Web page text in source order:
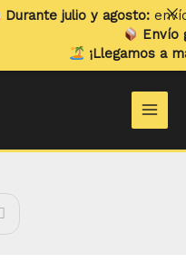
Durante julio y agosto:
Envío
¡Llegamos a